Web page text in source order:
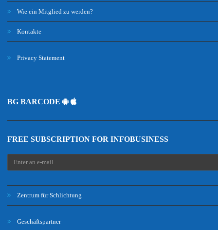
Wie ein Mitglied zu werden?
Kontakte
Privacy Statement
BG BARCODE
FREE SUBSCRIPTION FOR INFOBUSINESS
Zentrum für Schlichtung
Geschäftspartner